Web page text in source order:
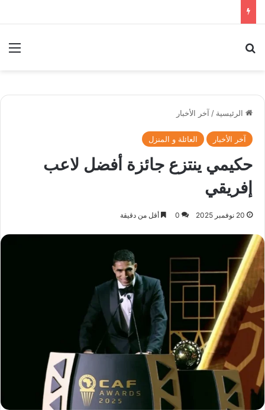
الرئيسية / آخر الأخبار
آخر الأخبار العائلة و المنزل
حكيمي ينتزع جائزة أفضل لاعب
إفريقي
20 نوفمبر 2025 0 أقل من دقيقة